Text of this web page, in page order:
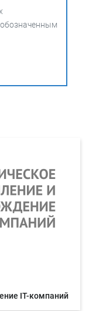
IT-компаний